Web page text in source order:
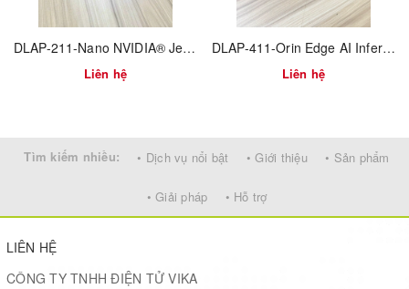
DLAP-211-Nano NVIDIA® Jetson Nano™ Edge Inference Platform
Liên hệ
DLAP-411-Orin Edge AI Inference Platform by NVIDIA® Jetson AGX Orin™
Liên hệ
Tìm kiếm nhiều: • Dịch vụ nổi bật • Giới thiệu • Sản phẩm
• Giải pháp • Hỗ trợ
LIÊN HỆ
CÔNG TY TNHH ĐIỆN TỬ VIKA